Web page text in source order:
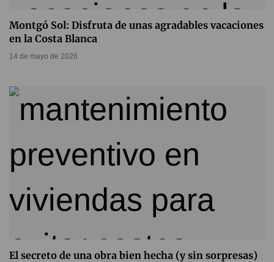
Montgó Sol: Disfruta de unas agradables vacaciones
en la Costa Blanca
14 de mayo de 2026
El secreto de una obra bien hecha (y sin sorpresas)